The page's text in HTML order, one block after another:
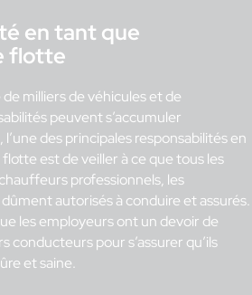
en tant que
flotte
milliers de véhicules et de
peuvent s’accumuler
des principales responsabilités en
est de veiller à ce que tous les
professionnels, les
autorisés à conduire et assurés.
les employeurs ont un devoir de
conducteurs pour s’assurer qu’ils
et saine.